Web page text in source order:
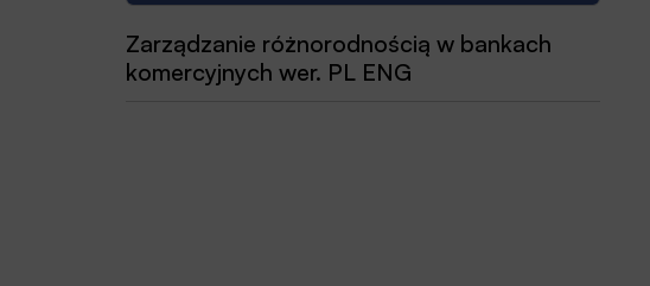
Zarządzanie różnorodnością w bankach
komercyjnych wer. PL ENG